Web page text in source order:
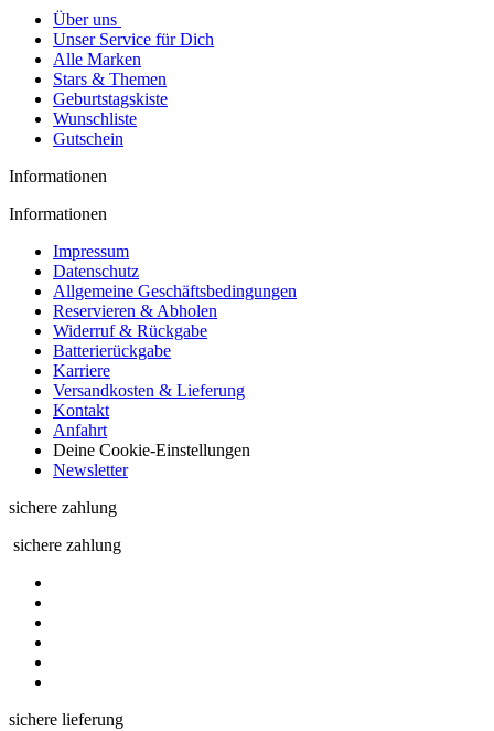
Über uns
Unser Service für Dich
Alle Marken
Stars & Themen
Geburtstagskiste
Wunschliste
Gutschein
Informationen
Informationen
Impressum
Datenschutz
Allgemeine Geschäftsbedingungen
Reservieren & Abholen
Widerruf & Rückgabe
Batterierückgabe
Karriere
Versandkosten & Lieferung
Kontakt
Anfahrt
Deine Cookie-Einstellungen
Newsletter
sichere zahlung
sichere zahlung
sichere lieferung